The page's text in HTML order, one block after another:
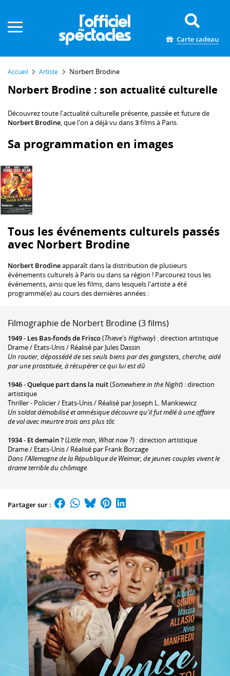
Carte cadeau
Accueil Artiste Norbert Brodine
Norbert Brodine : son actualité culturelle
Découvrez toute l'actualité culturelle présente, passée et future de
Norbert Brodine, que l'on a déjà vu dans3films à Paris.
Sa programmation en images
Tous les événements culturels passés
avec Norbert Brodine
Norbert Brodineapparaît dans la distribution de plusieurs
événements culturels à Paris ou dans sa région ! Parcourez tous les
événements, ainsi que les films, dans lesquels l'artiste a été
programmé(e) au cours des dernières années :
Filmographie de Norbert Brodine (3 films)
1949- Les Bas-fonds de Frisco(Thieve's Highway) : direction artistique
Drame / Etats-Unis / Réalisé par Jules Dassin
Un routier, dépossédé de ses seuls biens par des gangsters, cherche, aidé
par une prostituée, à récupérer ce qui lui est dû
1946-Quelque part dans la nuit(Somewhere in the Night) : direction
artistique
Thriller - Policier / Etats-Unis / Réalisé par Joseph L. Mankiewicz
Un soldat démobilisé et amnésique découvre qu'il fut mêlé à une affaire
de vol avec meurtre trois ans plus tôt.
1934- Et demain ?(Little man, What now ?) : direction artistique
Drame / Etats-Unis / Réalisé par Frank Borzage
Dans l'Allemagne de la République de Weimar, de jeunes couples vivent le
drame terrible du chômage.
Partager sur :